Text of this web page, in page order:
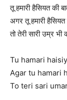
तू हमारी हैसियत की
अगर तू हमारी हैसियत
तो तेरी सारी उम्र
Tu hamari
Agar tu hamari
To teri sari